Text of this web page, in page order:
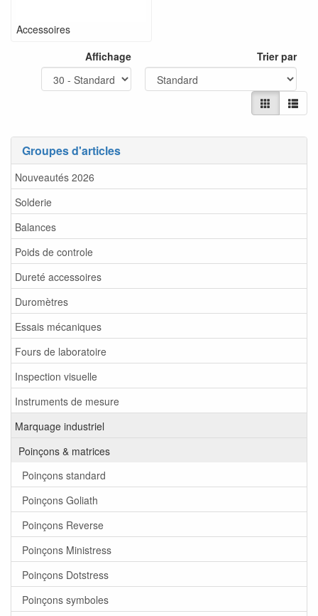
Groupes d'articles
Nouveautés 2026
Solderie
Balances
Poids de controle
Dureté accessoires
Duromètres
Essais mécaniques
Fours de laboratoire
Inspection visuelle
Instruments de mesure
Marquage industriel
Poinçons & matrices
Poinçons standard
Poinçons Goliath
Poinçons Reverse
Poinçons Ministress
Poinçons Dotstress
Poinçons symboles
Accessoires
Affichage
Trier par